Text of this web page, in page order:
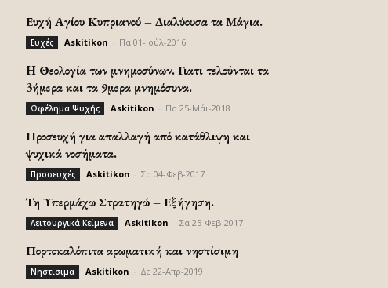
Ευχή Αγίου Κυπριανού – Διαλύουσα τα Μάγια.
Ευχές Askitikon Πα 01-Ιούλ-2016
H Θεολογία των μνημοσύνων. Γιατι τελούνται τα
3ήμερα και τα 9μερα μνημόσυνα.
Ωφέλημα Ψυχής Askitikon Πα 25-Μάι-2018
Προσευχή για απαλλαγή από κατάθλιψη και
ψυχικά νοσήματα.
Προσευχές Askitikon Σα 04-Φεβ-2017
Τη Υπερμάχω Στρατηγώ – Εξήγηση.
Λειτουργικά Κείμενα Askitikon Σα 25-Φεβ-2017
Πορτοκαλόπιτα αρωματική και νηστίσιμη
Νηστίσιμα Askitikon Δε 22-Απρ-2019